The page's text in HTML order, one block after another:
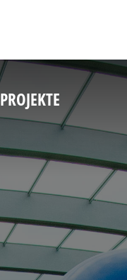
PROJEKTE